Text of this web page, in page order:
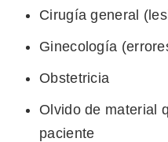
Cirugía general
Ginecología
Obstetricia
Olvido de material
paciente